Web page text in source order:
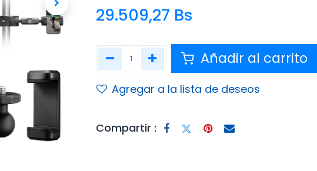
29.509,27 Bs
Añadir al carrito
Agregar a la lista de deseos
Compartir :